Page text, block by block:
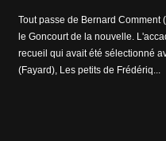
Tout passe de Bernard
le Goncourt de la nouvelle.
recueil qui avait été sélectionné
(Fayard), Les petits de Frédériq...